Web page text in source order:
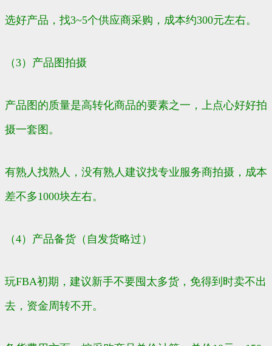
选好产品，找3~5个供应商采购，成本约300元左右。
（3）产品图拍摄
产品图的质量是高转化商品的要素之一，上点心好好拍
摄一套图。
有熟人找熟人，没有熟人建议找专业服务商拍摄，成本
差不多1000块左右。
（4）产品备货（自发货略过）
玩FBA初期，建议新手不要囤太多货，免得到时卖不出
去，资金周转不开。